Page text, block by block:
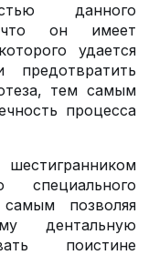
данного
что он имеет
удается
предотвратить
тем самым
процесса
позволяя
дентальную
поистине